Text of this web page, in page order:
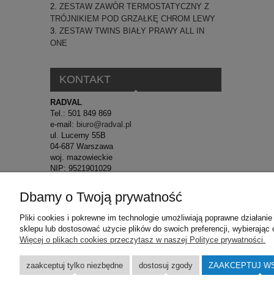
ZESTAW ZAWÓR TERMOSTATYCZNY Z
TRÓJNIKIEM POD GRZAŁKĘ CHROM LEWY
ZESTAW TWINS BIAŁY PRAWY ALL IN
ONE
KONTAKT
RADVAL
Tel.: 501 849 869
e-mail: biuro@radval.pl
ul. Lucerny 55B
04-687 Warszawa
woj. mazowieckie
NIP: 9521901029
Pomoc
Płatności
Polityka prywatności
Regulamin
Koszty
Odbiór
Dbamy o Twoją prywatność
Pliki cookies i pokrewne im technologie umożliwiają poprawne
sklepu lub dostosować użycie plików do swoich preferencji, wybierając
Więcej o plikach cookies przeczytasz w naszej Polityce prywatności.
zaakceptuj tylko niezbędne dostosuj zgody ZAAKCEPTUJ